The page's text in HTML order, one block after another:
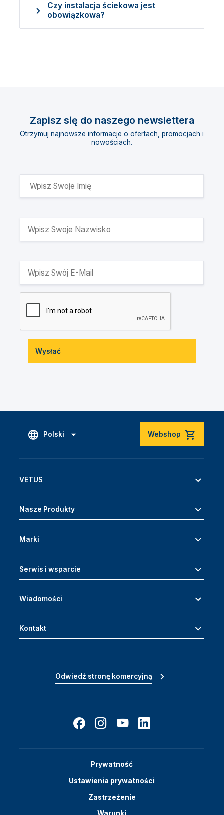
Czy instalacja ściekowa jest
obowiązkowa?
Zapisz się do naszego newslettera
Otrzymuj najnowsze informacje o ofertach, promocjach i
nowościach.
Wysłać
Polski Webshop
VETUS
Nasze Produkty
Marki
Serwis i wsparcie
Wiadomości
Kontakt
Odwiedź stronę komercyjną
Prywatność
Ustawienia prywatności
Zastrzeżenie